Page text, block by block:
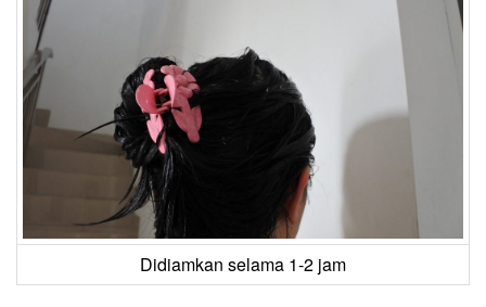
Didiamkan selama 1-2 jam